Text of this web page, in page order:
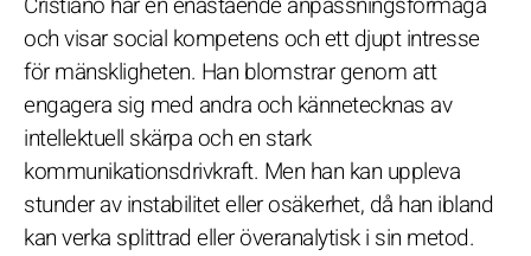
och visar social kompetens och ett djupt intresse
för mänskligheten. Han blomstrar genom att
engagera sig med andra och kännetecknas av
intellektuell skärpa och en stark
kommunikationsdrivkraft. Men han kan uppleva
stunder av instabilitet eller osäkerhet, då han ibland
kan verka splittrad eller överanalytisk i sin metod.